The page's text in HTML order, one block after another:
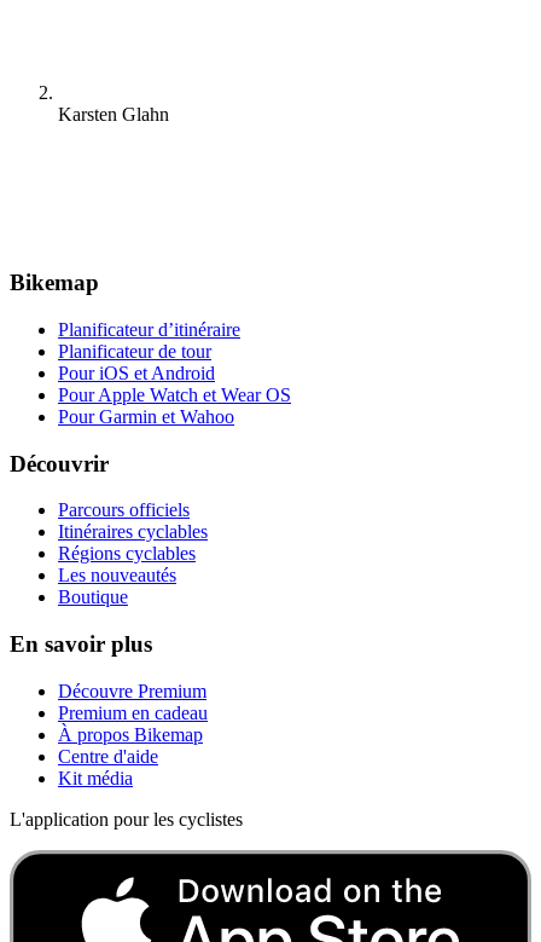
Karsten Glahn
Bikemap
Planificateur d’itinéraire
Planificateur de tour
Pour iOS et Android
Pour Apple Watch et Wear OS
Pour Garmin et Wahoo
Découvrir
Parcours officiels
Itinéraires cyclables
Régions cyclables
Les nouveautés
Boutique
En savoir plus
Découvre Premium
Premium en cadeau
À propos Bikemap
Centre d'aide
Kit média
L'application pour les cyclistes